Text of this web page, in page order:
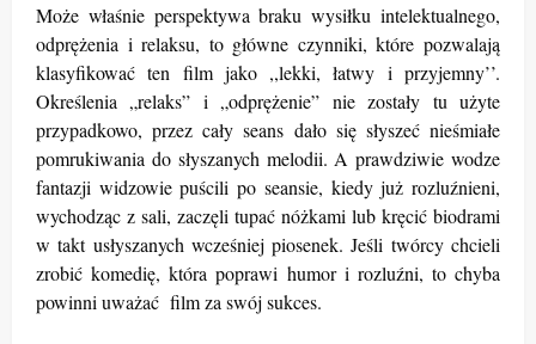
Może właśnie perspektywa braku wysiłku intelektualnego,
odprężenia i relaksu, to główne czynniki, które pozwalają
klasyfikować ten film jako ,,lekki, łatwy i przyjemny’’.
Określenia „relaks” i „odprężenie” nie zostały tu użyte
przypadkowo, przez cały seans dało się słyszeć nieśmiałe
pomrukiwania do słyszanych melodii. A prawdziwie wodze
fantazji widzowie puścili po seansie, kiedy już rozluźnieni,
wychodząc z sali, zaczęli tupać nóżkami lub kręcić biodrami
w takt usłyszanych wcześniej piosenek. Jeśli twórcy chcieli
zrobić komedię, która poprawi humor i rozluźni, to chyba
powinni uważać film za swój sukces.